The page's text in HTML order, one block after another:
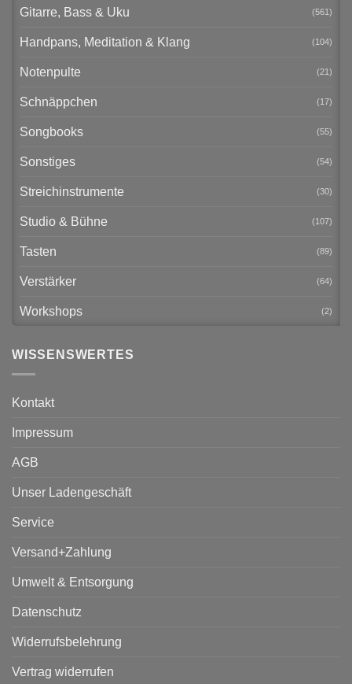
Gitarre, Bass & Uku (561)
Handpans, Meditation & Klang (104)
Notenpulte (21)
Schnäppchen (17)
Songbooks (55)
Sonstiges (54)
Streichinstrumente (30)
Studio & Bühne (107)
Tasten (89)
Verstärker (64)
Workshops (2)
WISSENSWERTES
Kontakt
Impressum
AGB
Unser Ladengeschäft
Service
Versand+Zahlung
Umwelt & Entsorgung
Datenschutz
Widerrufsbelehrung
Vertrag widerrufen